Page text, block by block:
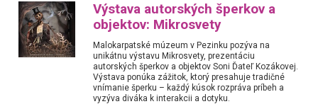
Výstava autorských šperkov a
objektov: Mikrosvety
Malokarpatské múzeum v Pezinku pozýva na
unikátnu výstavu Mikrosvety, prezentáciu
autorských šperkov a objektov Soni Ďateľ Kozákovej.
Výstava ponúka zážitok, ktorý presahuje tradičné
vnímanie šperku – každý kúsok rozpráva príbeh a
vyzýva diváka k interakcii a dotyku.